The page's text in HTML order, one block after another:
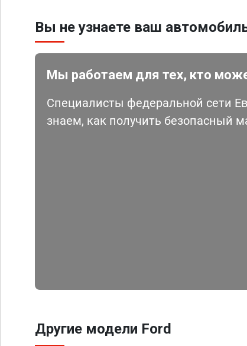
Вы не узнаете ваш
Мы работаем для тех, кто
Специалисты федеральной сети
знаем, как получить безопасный
Другие модели Ford